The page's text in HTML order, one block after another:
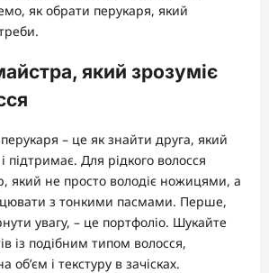
як обрати перукаря, який
який зрозуміє
– це як знайти друга, який
підтримає. Для рідкого волосся
який не просто володіє ножицями, а
з тонкими пасмами. Перше,
увагу, – це портфоліо. Шукайте
із подібним типом волосся,
об’єм і текстуру в зачісках.